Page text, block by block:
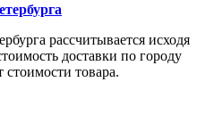
рассчитывается исходя
доставки по городу
стоимости товара.